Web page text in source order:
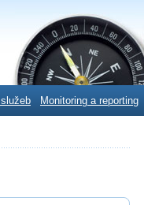
Monitoring a reporting